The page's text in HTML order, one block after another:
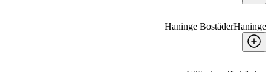
Haninge BostäderHaninge